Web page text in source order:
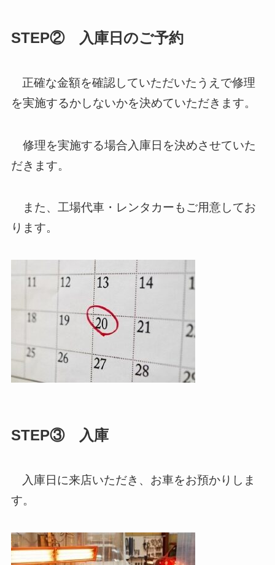
STEP② 入庫日のご予約
正確な金額を確認していただいたうえで修理
を実施するかしないかを決めていただきます。
修理を実施する場合入庫日を決めさせていた
だきます。
また、工場代車・レンタカーもご用意してお
ります。
STEP③ 入庫
入庫日に来店いただき、お車をお預かりしま
す。